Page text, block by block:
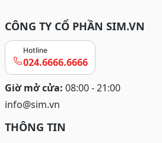
CÔNG TY CỔ PHẦN SIM.VN
Hotline
024.6666.6666
Giờ mở cửa: 08:00 - 21:00
info@sim.vn
THÔNG TIN